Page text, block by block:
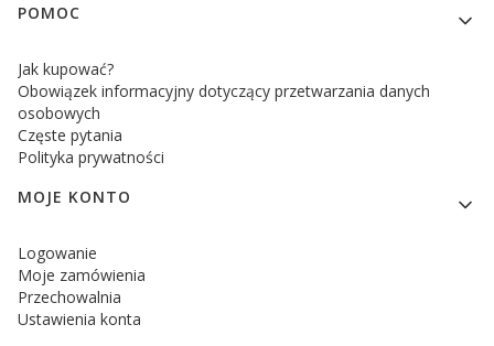
POMOC
Jak kupować?
Obowiązek informacyjny dotyczący przetwarzania danych
osobowych
Częste pytania
Polityka prywatności
MOJE KONTO
Logowanie
Moje zamówienia
Przechowalnia
Ustawienia konta